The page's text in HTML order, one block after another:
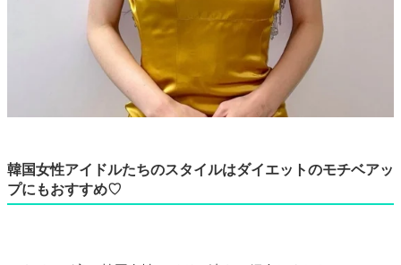
韓国女性アイドルたちのスタイルはダイエットのモチベアッ
プにもおすすめ♡